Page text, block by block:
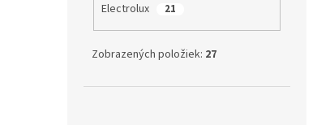
Electrolux 21
Zobrazených položiek: 27